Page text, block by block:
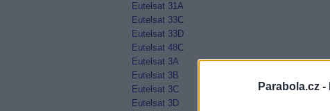
Parabola.cz -
Eutelsat 31A
Eutelsat 33C
Eutelsat 33D
Eutelsat 48C
Eutelsat 3A
Eutelsat 3B
Eutelsat 3C
Eutelsat 3D